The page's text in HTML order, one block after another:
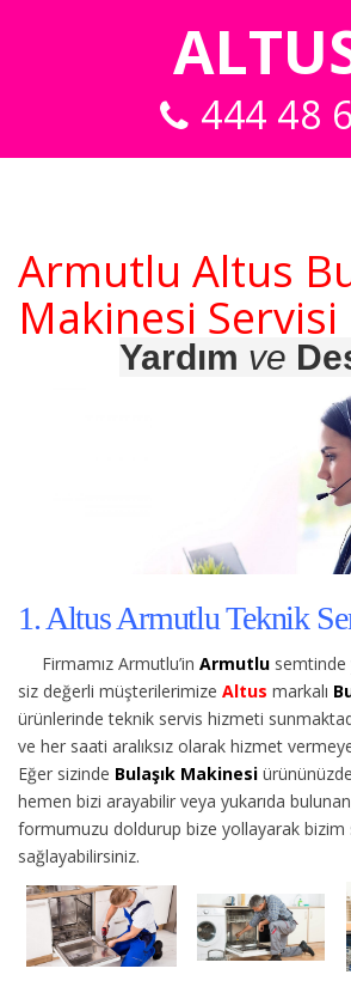
444 48
Armutlu Altus
Makinesi Servisi
Yardım ve
1. Altus Armutlu Teknik
Firmamız Armutlu’in Armutlu
siz değerli müşterilerimize Altus markalı
ürünlerinde teknik servis hizmeti
ve her saati aralıksız olarak hizmet
Eğer sizinde Bulaşık Makinesi
hemen bizi arayabilir veya yukarıda
formumuzu doldurup bize yollayarak bizim
sağlayabilirsiniz.